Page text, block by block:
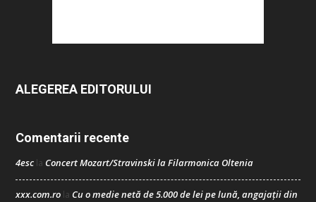
ALEGEREA EDITORULUI
Comentarii recente
4esc la Concert Mozart/Stravinski la Filarmonica Oltenia
xxx.com.ro la Cu o medie netă de 5.000 de lei pe lună, angajații din